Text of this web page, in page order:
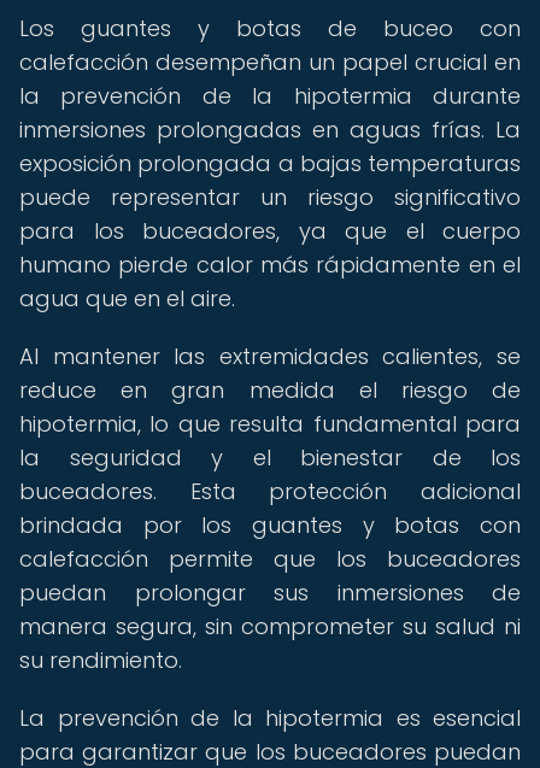
Los guantes y botas de buceo con
calefacción desempeñan un papel crucial en
la prevención de la hipotermia durante
inmersiones prolongadas en aguas frías. La
exposición prolongada a bajas temperaturas
puede representar un riesgo significativo
para los buceadores, ya que el cuerpo
humano pierde calor más rápidamente en el
agua que en el aire.
Al mantener las extremidades calientes, se
reduce en gran medida el riesgo de
hipotermia, lo que resulta fundamental para
la seguridad y el bienestar de los
buceadores. Esta protección adicional
brindada por los guantes y botas con
calefacción permite que los buceadores
puedan prolongar sus inmersiones de
manera segura, sin comprometer su salud ni
su rendimiento.
La prevención de la hipotermia es esencial
para garantizar que los buceadores puedan